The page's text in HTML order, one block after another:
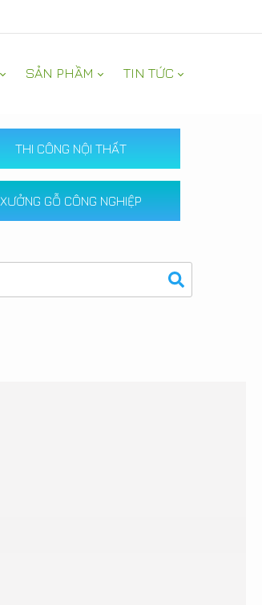
SẢN PHẦM TIN TỨC
THI CÔNG NỘI THẤT
XƯỞNG GỖ CÔNG NGHIỆP